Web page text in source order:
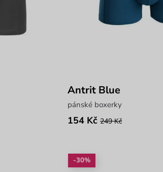
Antrit Blue
pánské boxerky
154 Kč 249 Kč
-30%